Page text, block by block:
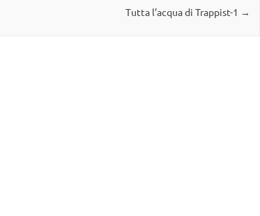
Tutta l’acqua di Trappist-1 →